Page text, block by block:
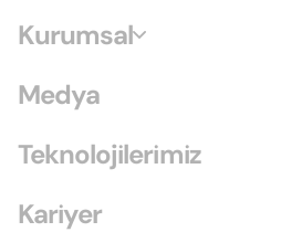
Kurumsal
Medya
Teknolojilerimiz
Kariyer